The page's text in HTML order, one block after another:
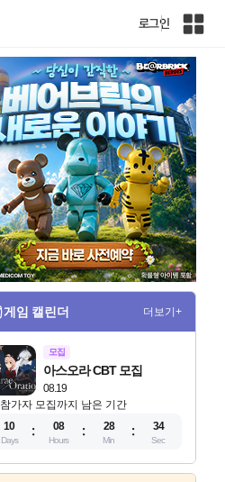
로그인
인
사
이
트
맵
게임 캘린더 더보기+
모집
08.19
아스오라 CBT 모집
참가자 모집까지 남은 기간
10
Days
08
Hours
28
Min
33
Sec